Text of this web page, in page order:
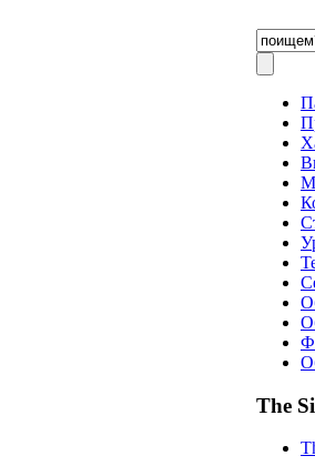
The